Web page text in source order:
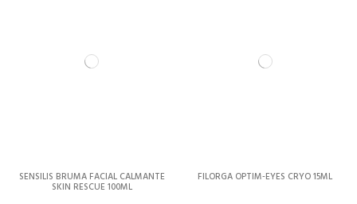
SENSILIS BRUMA FACIAL CALMANTE
SKIN RESCUE 100ML
FILORGA OPTIM-EYES CRYO 15ML